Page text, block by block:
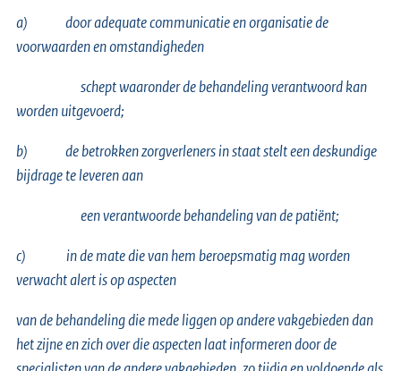
a) door adequate communicatie en organisatie de
voorwaarden en omstandigheden
schept waaronder de behandeling verantwoord kan
worden uitgevoerd;
b) de betrokken zorgverleners in staat stelt een deskundige
bijdrage te leveren aan
een verantwoorde behandeling van de patiënt;
c) in de mate die van hem beroepsmatig mag worden
verwacht alert is op aspecten
van de behandeling die mede liggen op andere vakgebieden dan
het zijne en zich over die aspecten laat informeren door de